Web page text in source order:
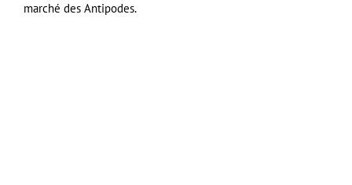
marché des Antipodes.